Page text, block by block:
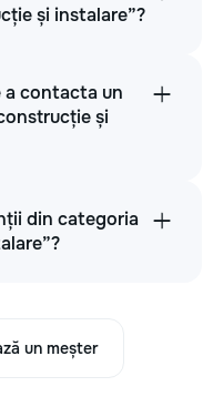
și instalare”?
contacta un
și
din categoria
un meșter